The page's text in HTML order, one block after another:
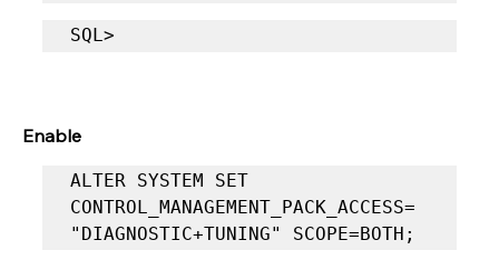
SQL>
Enable
ALTER SYSTEM SET
CONTROL_MANAGEMENT_PACK_ACCESS=
"DIAGNOSTIC+TUNING" SCOPE=BOTH;